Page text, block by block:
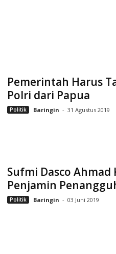
Pemerintah Harus
Polri dari Papua
Politik Baringin - 31 Agustus 2019
Sufmi Dasco
Penjamin
Politik Baringin - 03 Juni 2019